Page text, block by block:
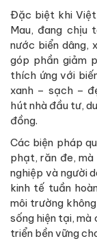
Đặc biệt khi Việt
Mau, đang chịu
nước biển dâng,
góp phần giảm
thích ứng với
xanh – sạch –
hút nhà đầu tư,
đồng.
Các biện pháp
phạt, răn đe, mà
nghiệp và người
kinh tế tuần
môi trường
sống hiện tại, mà
triển bền vững